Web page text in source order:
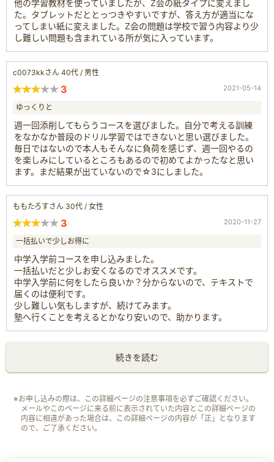
他の学習教材を使っていましたが、Z会の紙タイプに変えまし
た。タブレットだととっつきやすいですが、答え方が適当にな
ってしまい紙に変えました。Z会の問題は学校で習う内容より少
し難しい問題も含まれている所が気に入っています。
c0073kkさん 40代 / 男性
3 2021-05-14
ゆっくりと
週一回添削してもらうコースを選びました。自分で考える訓練
をなかなか普段のドリル学習ではできないと思い選びました。
毎日ではないので本人もそんなに負荷を感じず、週一回やるの
を楽しみにしているところもあるので初めてよかったなと思い
ます。まだ結果が出ていないので☆3にしました。
ももたろすさん 30代 / 女性
3 2020-11-27
一括払いで少しお得に
中学入学前コースを申し込みました。
一括払いだと少しお安くなるのでオススメです。
中学入学前に何をしたら良いか？分からないので、テキストで
届くのは便利です。
少し難しい気もしますが、続けてみます。
塾へ行くことを考えるとかなり安いので、助かります。
続きを読む
※お申し込みの際は、この詳細ページの注意事項を必ずご確認ください。
メールやこのページに来る前に表示されていた内容とこの詳細ページの
内容に相違があった場合は、この詳細ページの内容が「正」となります
ので、ご了承ください。